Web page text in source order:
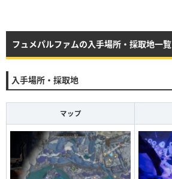
フュメパルファムの入手場所・採取地一覧
入手場所・採取地
マップ